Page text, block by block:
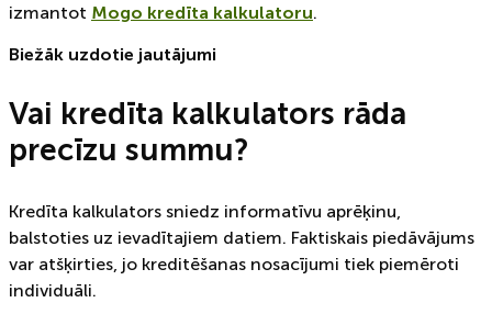
izmantot Mogo kredīta kalkulatoru.
Biežāk uzdotie jautājumi
Vai kredīta kalkulators rāda
precīzu summu?
Kredīta kalkulators sniedz informatīvu aprēķinu,
balstoties uz ievadītajiem datiem. Faktiskais piedāvājums
var atšķirties, jo kreditēšanas nosacījumi tiek piemēroti
individuāli.